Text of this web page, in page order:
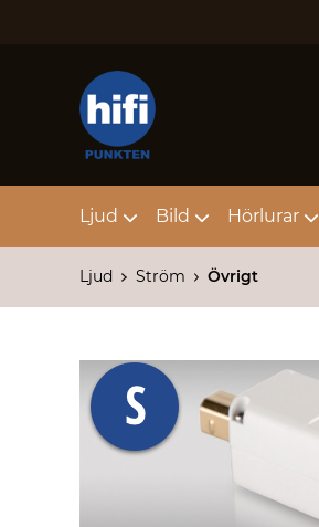
Ljud Bild Hörlurar
Ljud Ström Övrigt